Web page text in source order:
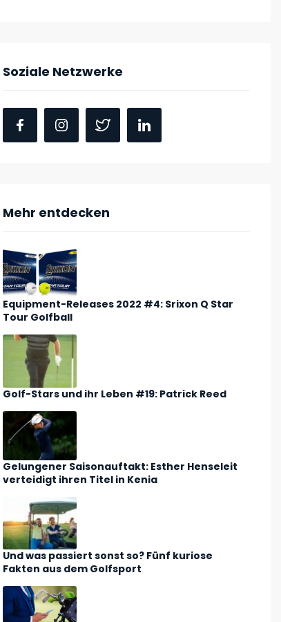
Soziale Netzwerke
Mehr entdecken
Equipment-Releases 2022 #4: Srixon Q Star
Tour Golfball
Golf-Stars und ihr Leben #19: Patrick Reed
Gelungener Saisonauftakt: Esther Henseleit
verteidigt ihren Titel in Kenia
Und was passiert sonst so? Fünf kuriose
Fakten aus dem Golfsport